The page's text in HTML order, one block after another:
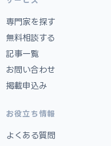
専門家を探す
無料相談する
記事一覧
お問い合わせ
掲載申込み
お役立ち情報
よくある質問